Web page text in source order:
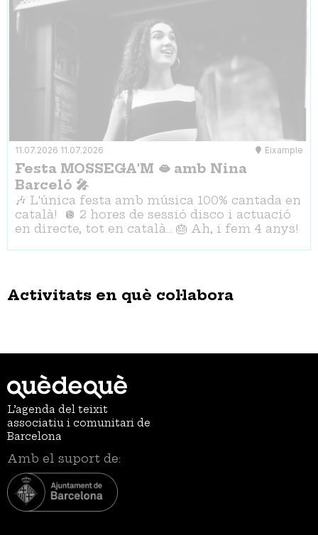
11.07.2026 11.07.2026 Eixample
Festa MOSSEGA'M 🫦 amb Nina
Barceló 🎤
🎶 L'única festa amb música 100% cantada en
català! 🪩 2 hores de sessió disco i actuació
en directe, tot en català... 🎂 Ah, i fem 4 anys!
Activitats en què col·labora
L’agenda del teixit
associatiu i comunitari de
Barcelona
Amb el suport de: